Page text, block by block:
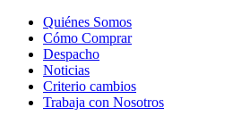
Quiénes Somos
Cómo Comprar
Despacho
Noticias
Criterio cambios
Trabaja con Nosotros